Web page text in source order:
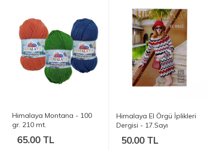
Himalaya Montana - 100
gr. 210 mt.
65.00 TL
Himalaya El Örgü İplikleri
Dergisi - 17.Sayı
50.00 TL